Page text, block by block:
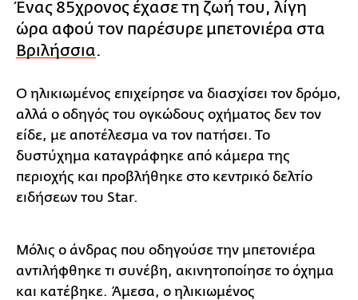
Ένας 85χρονος έχασε τη ζωή του, λίγη
ώρα αφού τον παρέσυρε μπετονιέρα στα
Βριλήσσια.
Ο ηλικιωμένος επιχείρησε να διασχίσει τον δρόμο,
αλλά ο οδηγός του ογκώδους οχήματος δεν τον
είδε, με αποτέλεσμα να τον πατήσει. Το
δυστύχημα καταγράφηκε από κάμερα της
περιοχής και προβλήθηκε στο κεντρικό δελτίο
ειδήσεων του Star.
Μόλις ο άνδρας που οδηγούσε την μπετονιέρα
αντιλήφθηκε τι συνέβη, ακινητοποίησε το όχημα
και κατέβηκε. Άμεσα, ο ηλικιωμένος